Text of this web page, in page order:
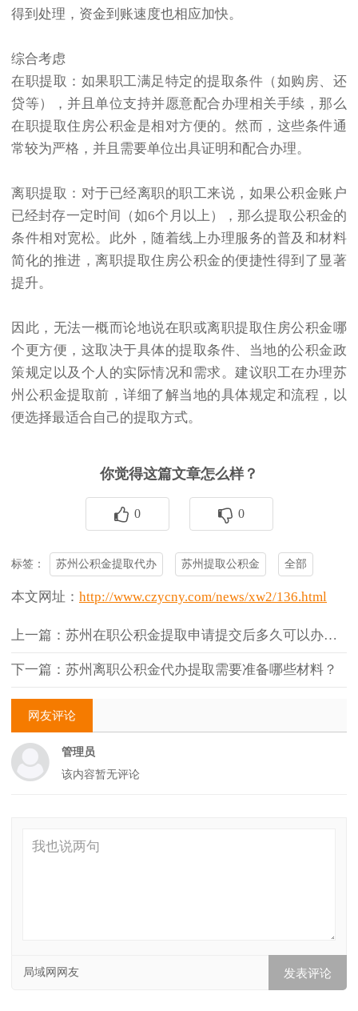
得到处理，资金到账速度也相应加快。
综合考虑
在职提取：如果职工满足特定的提取条件（如购房、还
贷等），并且单位支持并愿意配合办理相关手续，那么
在职提取住房公积金是相对方便的。然而，这些条件通
常较为严格，并且需要单位出具证明和配合办理。
离职提取：对于已经离职的职工来说，如果公积金账户
已经封存一定时间（如6个月以上），那么提取公积金的
条件相对宽松。此外，随着线上办理服务的普及和材料
简化的推进，离职提取住房公积金的便捷性得到了显著
提升。
因此，无法一概而论地说在职或离职提取住房公积金哪
个更方便，这取决于具体的提取条件、当地的公积金政
策规定以及个人的实际情况和需求。建议职工在办理苏
州公积金提取前，详细了解当地的具体规定和流程，以
便选择最适合自己的提取方式。
你觉得这篇文章怎么样？
0 0
标签： 苏州公积金提取代办 苏州提取公积金 全部
本文网址： http://www.czycny.com/news/xw2/136.html
上一篇：苏州在职公积金提取申请提交后多久可以办完？
下一篇：苏州离职公积金代办提取需要准备哪些材料？
网友评论
管理员
该内容暂无评论
局域网网友